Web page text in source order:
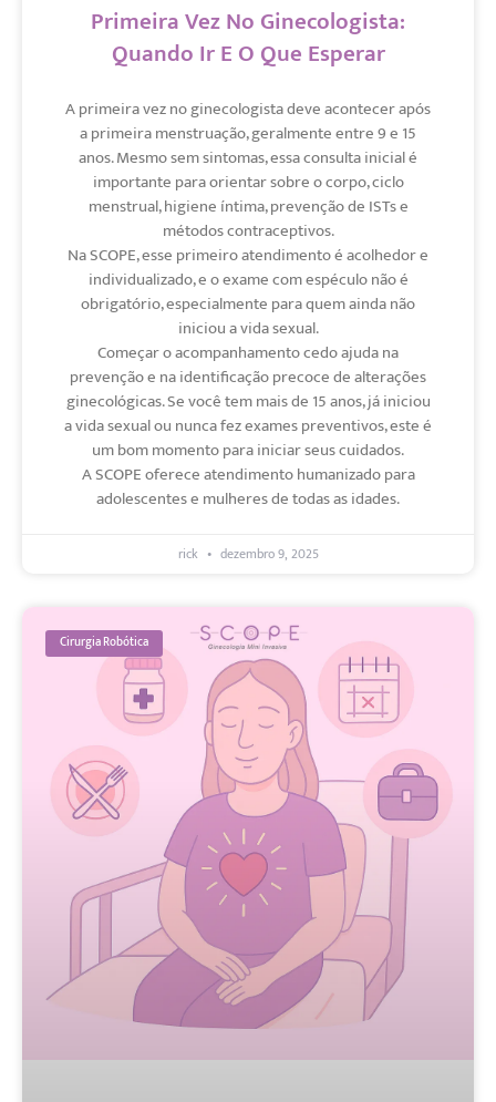
Primeira Vez No Ginecologista:
Quando Ir E O Que Esperar
A primeira vez no ginecologista deve acontecer após
a primeira menstruação, geralmente entre 9 e 15
anos. Mesmo sem sintomas, essa consulta inicial é
importante para orientar sobre o corpo, ciclo
menstrual, higiene íntima, prevenção de ISTs e
métodos contraceptivos.
Na SCOPE, esse primeiro atendimento é acolhedor e
individualizado, e o exame com espéculo não é
obrigatório, especialmente para quem ainda não
iniciou a vida sexual.
Começar o acompanhamento cedo ajuda na
prevenção e na identificação precoce de alterações
ginecológicas. Se você tem mais de 15 anos, já iniciou
a vida sexual ou nunca fez exames preventivos, este é
um bom momento para iniciar seus cuidados.
A SCOPE oferece atendimento humanizado para
adolescentes e mulheres de todas as idades.
rick dezembro 9, 2025
Cirurgia Robótica